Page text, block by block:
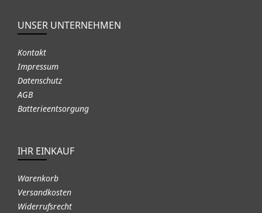
UNSER UNTERNEHMEN
Kontakt
Impressum
Datenschutz
AGB
Batterieentsorgung
IHR EINKAUF
Warenkorb
Versandkosten
Widerrufsrecht